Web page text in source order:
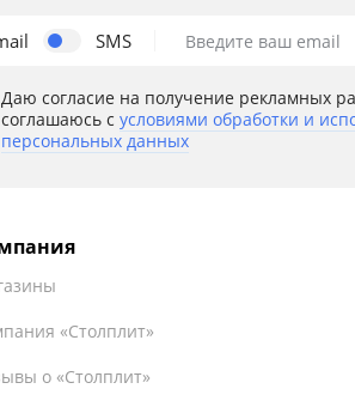
SMS Введите ваш email
Даю согласие на получение рекламных
соглашаюсь с условиями обработки и
персональных данных
«Столплит»
о «Столплит»